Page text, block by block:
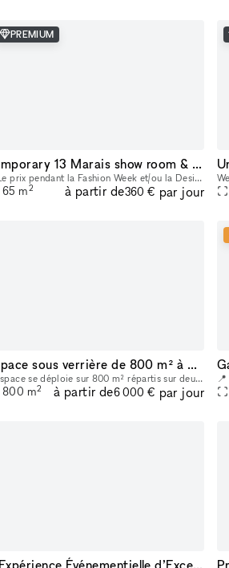
PREMIUM
Temporary 13 Marais show room & pop up
1. Le prix pendant la Fashion Week et/ou la Design Week est de 1875 € par jour et 11 250 € par semaine. Profitez de notre espace polyvalent idéal pour les showrooms de mode, les produits de luxe, les
65 m2 à partir de360 € par jour
Espace sous verrière de 800 m² à Bastille
L'espace se déploie sur 800 m² répartis sur deux niveaux dont un espace central sous une verrière de 465 m² avec un patio extérieur de 30 m². Vous trouverez en pièce jointe une présentation détaillée
800 m2 à partir de6 000 € par jour
L’Expérience Événementielle d’Exception au Cœur de Bastille